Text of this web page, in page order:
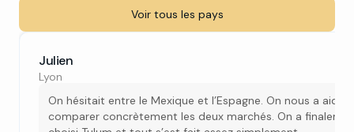
Voir tous les pays
Julien
Lyon
On hésitait entre le Mexique et l’Espagne. On nous a aidés
comparer concrètement les deux marchés. On a